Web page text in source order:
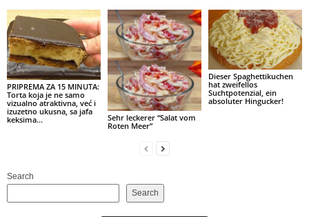
PRIPREMA ZA 15 MINUTA:
Torta koja je ne samo
vizualno atraktivna, već i
izuzetno ukusna, sa jafa
keksima…
Sehr leckerer “Salat vom
Roten Meer”
Dieser Spaghettikuchen
hat zweifellos
Suchtpotenzial, ein
absoluter Hingucker!
Search
Search